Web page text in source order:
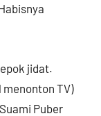
jidat.
menonton TV)
Puber